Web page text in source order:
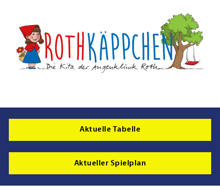
Aktuelle Tabelle
Aktueller Spielplan